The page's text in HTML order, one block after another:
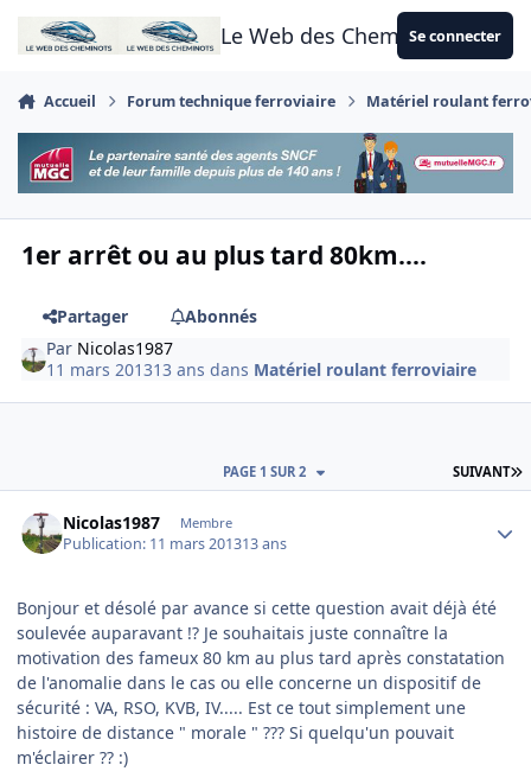
Aller au contenu
Le Web des CheminotsSe connecter
Accueil Forum technique ferroviaire Matériel roulant
1er arrêt ou au plus tard 80km....
Partager
Abonnés
Par Nicolas1987
11 mars 201313 ans dans Matériel roulant ferroviaire
SUIVANT
PAGE 1 SUR 2
Nicolas1987 Membre
Publication: 11 mars 201313 ans
Bonjour et désolé par avance si cette question avait déjà été
soulevée auparavant !? Je souhaitais juste connaître la
motivation des fameux 80 km au plus tard après constatation
de l'anomalie dans le cas ou elle concerne un dispositif de
sécurité : VA, RSO, KVB, IV..... Est ce tout simplement une
histoire de distance " morale " ??? Si quelqu'un pouvait
m'éclairer ?? :)